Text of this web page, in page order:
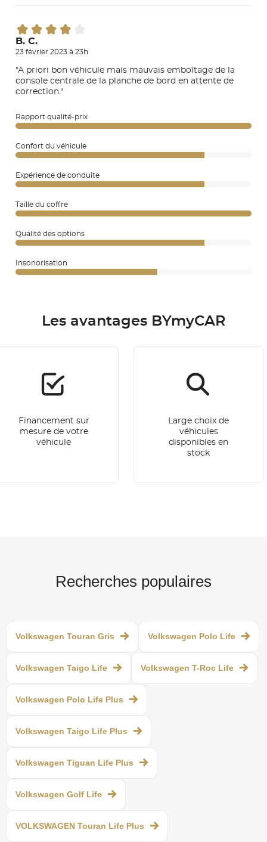
B. C.
23 février 2023 à 23h
"A priori bon véhicule mais mauvais emboîtage de la
console centrale de la planche de bord en attente de
correction."
Rapport qualité-prix
Confort du véhicule
Expérience de conduite
Taille du coffre
Qualité des options
Insonorisation
Les avantages BYmyCAR
Financement sur
mesure de votre
véhicule
Large choix de
véhicules
disponibles en
stock
Recherches populaires
Volkswagen Touran Gris Volkswagen Polo Life
Volkswagen Taigo Life Volkswagen T-Roc Life
Volkswagen Polo Life Plus
Volkswagen Taigo Life Plus
Volkswagen Tiguan Life Plus
Volkswagen Golf Life
VOLKSWAGEN Touran Life Plus